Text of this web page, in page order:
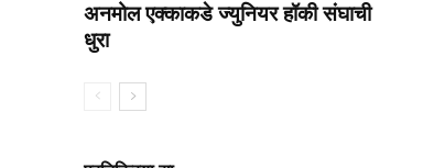
अनमोल एक्काकडे ज्युनियर हॉकी संघाची
धुरा